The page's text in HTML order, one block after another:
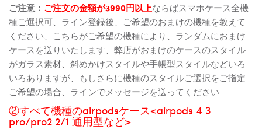
ご注意： ご注文の金額が3990円以上ならばスマホケース全機
種ご選択可、ライン登録後、ご希望のおまけの機種を教えて
ください、こちらがご希望の機種により、ランダムにおまけ
ケースを送りいたします、弊店がおまけのケースのスタイル
がガラス素材、斜めかけスタイルや手帳型スタイルなどいろ
いろありますが、もしさらに機種のスタイルご選択をご指定
ご希望の場合、ラインでメッセージを送ってください
②すべて機種のairpodsケース<airpods 4 3
pro/pro2 2/1 通用型など>